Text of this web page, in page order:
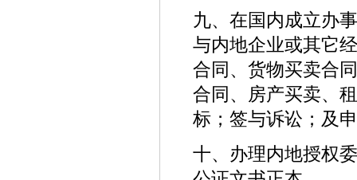
九、在国内成立办
与内地企业或其它
合同、货物买卖合
合同、房产买卖、
标；签与诉讼；及
十、办理内地授权